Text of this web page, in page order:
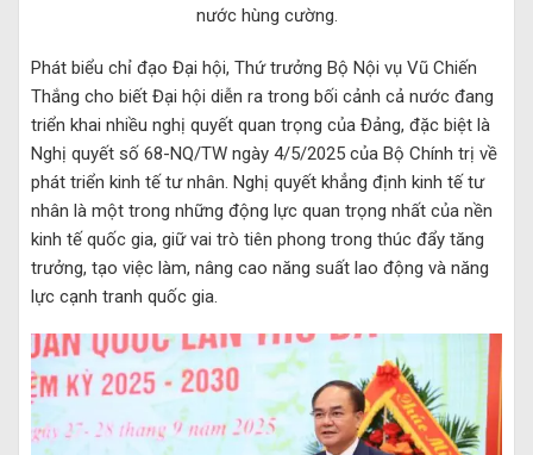
nước hùng cường.
Phát biểu chỉ đạo Đại hội, Thứ trưởng Bộ Nội vụ Vũ Chiến
Thắng cho biết Đại hội diễn ra trong bối cảnh cả nước đang
triển khai nhiều nghị quyết quan trọng của Đảng, đặc biệt là
Nghị quyết số 68-NQ/TW ngày 4/5/2025 của Bộ Chính trị về
phát triển kinh tế tư nhân. Nghị quyết khẳng định kinh tế tư
nhân là một trong những động lực quan trọng nhất của nền
kinh tế quốc gia, giữ vai trò tiên phong trong thúc đẩy tăng
trưởng, tạo việc làm, nâng cao năng suất lao động và năng
lực cạnh tranh quốc gia.